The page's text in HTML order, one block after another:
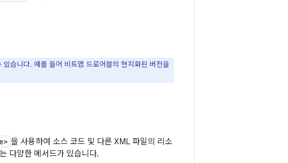
습니다. 예를 들어 비트맵 드로어블의 현지화된 버전을
을 사용하여 소스 코드 및 다른 XML 파일의 리소
다양한 메서드가 있습니다.